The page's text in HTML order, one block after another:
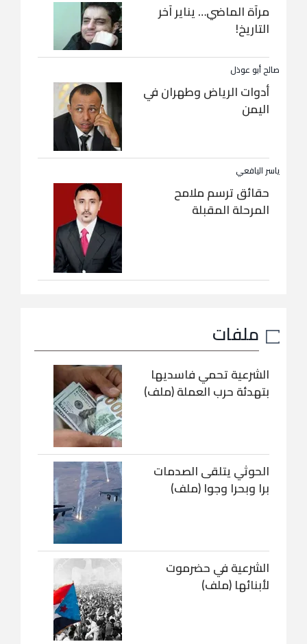
مرآة الماضي… يناير آخر
التاريخ!
صالح أبو عوذل
أدوات الرياض وطهران في
اليمن
ياسر اليافعي
حقائق ترسم ملامح
المرحلة المقبلة
ملفات
الشرعية تحمي فاسديها
بتهدئة حرب العملة (ملف)
الحوثي يتلقى الصدمات
برا وبحرا وجوا (ملف)
الشرعية في حضرموت
لأبنائها (ملف)